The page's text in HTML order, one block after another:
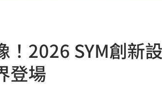
餅總曝為亞運保護他
曝「1動作可降血壓」 17:01
涉違反保護令遭逮
！2026 SYM創新
登場